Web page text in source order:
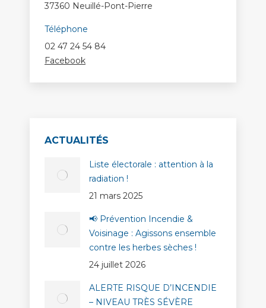
37360 Neuillé-Pont-Pierre
Téléphone
02 47 24 54 84
Facebook
ACTUALITÉS
Liste électorale : attention à la
radiation !
21 mars 2025
📢 Prévention Incendie &
Voisinage : Agissons ensemble
contre les herbes sèches !
24 juillet 2026
ALERTE RISQUE D’INCENDIE
– NIVEAU TRÈS SÉVÈRE